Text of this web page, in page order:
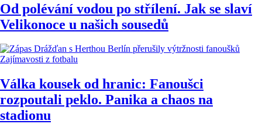
Od polévání vodou po střílení. Jak se slaví
Velikonoce u našich sousedů
Zajímavosti z fotbalu
Válka kousek od hranic: Fanoušci
rozpoutali peklo. Panika a chaos na
stadionu